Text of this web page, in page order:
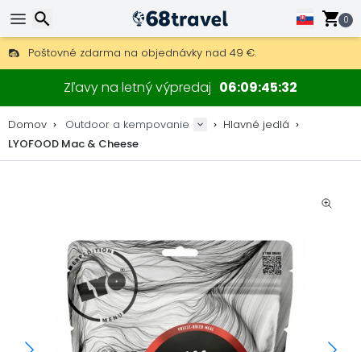
0
Poštovné zdarma na objednávky nad 49 €.
30 dní na vrátenie, 90 dní na drevené mapy a dekorácie.
Najlepšie ceny na outdoor vybavenie a doplnky.
Zľavy na letný výpredaj 06 09 45 32
Domov Outdoor a kempovanie
Hlavné jedlá
LYOFOOD Mac & Cheese
Hľadať